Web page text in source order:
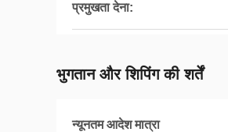
प्रमुखता देना:
भुगतान और शिपिंग की शर्तें
न्यूनतम आदेश मात्रा